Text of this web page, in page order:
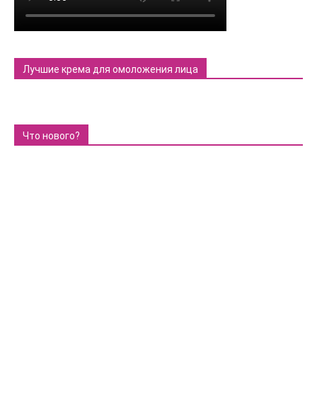
Лучшие крема для омоложения лица
Что нового?